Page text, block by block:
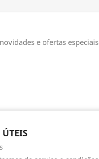
e ofertas especiais